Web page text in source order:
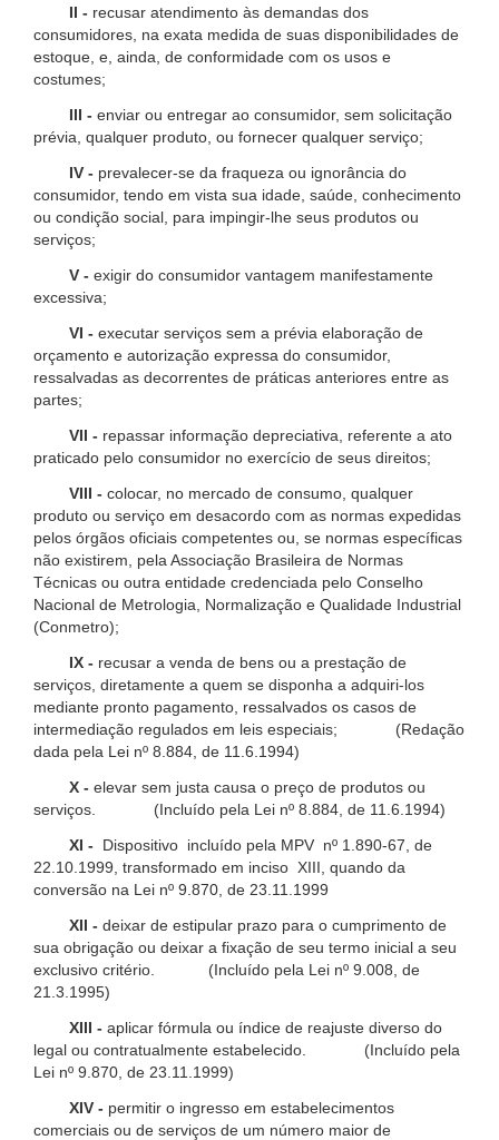
II - recusar atendimento às demandas dos
consumidores, na exata medida de suas disponibilidades de
estoque, e, ainda, de conformidade com os usos e
costumes;
III - enviar ou entregar ao consumidor, sem solicitação
prévia, qualquer produto, ou fornecer qualquer serviço;
IV - prevalecer-se da fraqueza ou ignorância do
consumidor, tendo em vista sua idade, saúde, conhecimento
ou condição social, para impingir-lhe seus produtos ou
serviços;
V - exigir do consumidor vantagem manifestamente
excessiva;
VI - executar serviços sem a prévia elaboração de
orçamento e autorização expressa do consumidor,
ressalvadas as decorrentes de práticas anteriores entre as
partes;
VII - repassar informação depreciativa, referente a ato
praticado pelo consumidor no exercício de seus direitos;
VIII - colocar, no mercado de consumo, qualquer
produto ou serviço em desacordo com as normas expedidas
pelos órgãos oficiais competentes ou, se normas específicas
não existirem, pela Associação Brasileira de Normas
Técnicas ou outra entidade credenciada pelo Conselho
Nacional de Metrologia, Normalização e Qualidade Industrial
(Conmetro);
IX - recusar a venda de bens ou a prestação de
serviços, diretamente a quem se disponha a adquiri-los
mediante pronto pagamento, ressalvados os casos de
intermediação regulados em leis especiais; (Redação
dada pela Lei nº 8.884, de 11.6.1994)
X - elevar sem justa causa o preço de produtos ou
serviços. (Incluído pela Lei nº 8.884, de 11.6.1994)
XI -
Dispositivo incluído pela MPV nº 1.890-67, de
22.10.1999, transformado em inciso XIII, quando da
conversão na Lei nº 9.870, de 23.11.1999
XII - deixar de estipular prazo para o cumprimento de
sua obrigação ou deixar a fixação de seu termo inicial a seu
exclusivo critério. (Incluído pela Lei nº 9.008, de
21.3.1995)
XIII - aplicar fórmula ou índice de reajuste diverso do
legal ou contratualmente estabelecido. (Incluído pela
Lei nº 9.870, de 23.11.1999)
XIV - permitir o ingresso em estabelecimentos
comerciais ou de serviços de um número maior de